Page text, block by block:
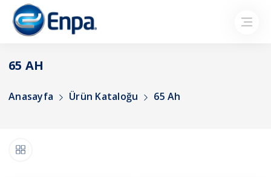
65 AH
Anasayfa Ürün Kataloğu 65 Ah